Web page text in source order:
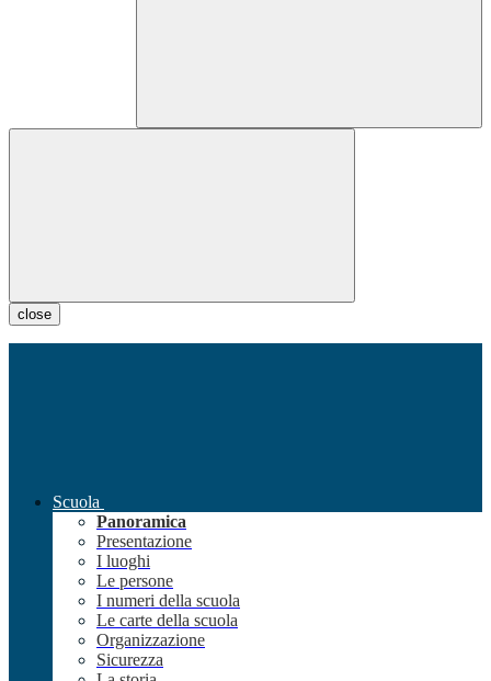
close
Scuola
Panoramica
Presentazione
I luoghi
Le persone
I numeri della scuola
Le carte della scuola
Organizzazione
Sicurezza